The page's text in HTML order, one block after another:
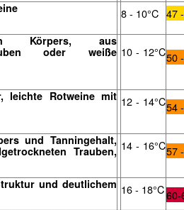
8 - 10°C 47
Körpers, aus
oder weiße 10 - 12°C50
leichte Rotweine mit 12 - 14°C54
und Tanningehalt,
Trauben, 14 - 16°C57
und deutlichem 16 - 18°C